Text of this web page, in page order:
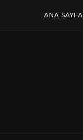
ANA SAYFA